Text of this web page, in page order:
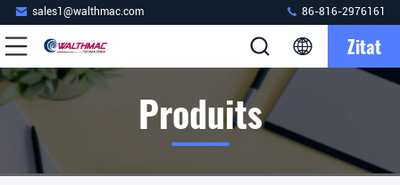
sales1@walthmac.com 86-816-2976161
Zitat
Produits